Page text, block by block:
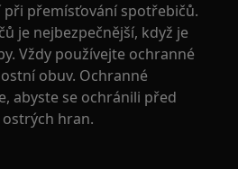
přemísťování spotřebičů.
je nejbezpečnější, když je
Vždy používejte ochranné
obuv. Ochranné
abyste se ochránili před
hran.